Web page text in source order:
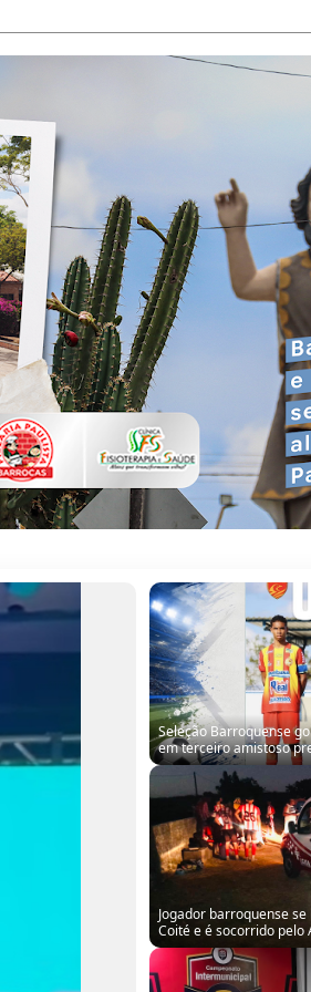
Jogador barroquense
Coité e é socorrido pelo
Barrocas conhece
Intermunicipal 2026